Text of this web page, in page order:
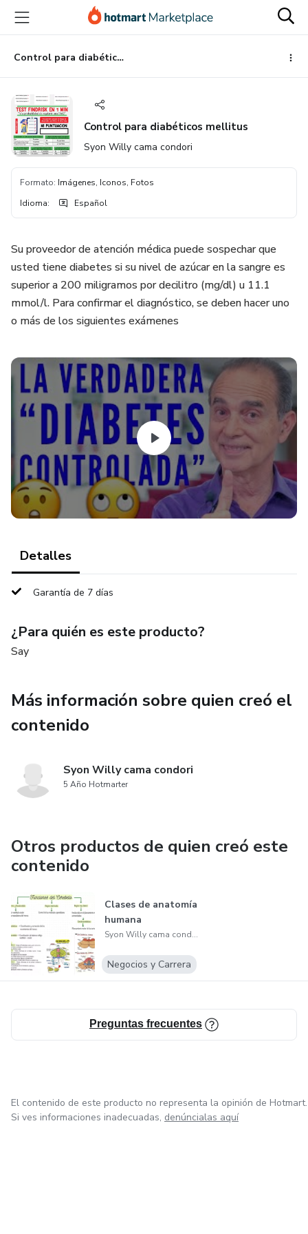
principal
página
de
página
Control para diabéticos mellitus
Control para diabéticos mellitus
Syon Willy cama condori
Formato: Imágenes, Iconos, Fotos
Idioma: Español
Su proveedor de atención médica puede sospechar que
usted tiene diabetes si su nivel de azúcar en la sangre es
superior a 200 miligramos por decilitro (mg/dl) u 11.1
mmol/l. Para confirmar el diagnóstico, se deben hacer uno
o más de los siguientes exámenes
Detalles
Garantía de 7 días
¿Para quién es este producto?
Say
Más información sobre quien creó el
contenido
Syon Willy cama condori
5 Año Hotmarter
Otros productos de quien creó este
contenido
Clases de anatomía
humana
Syon Willy cama condori
Negocios y Carrera
Preguntas frecuentes
El contenido de este producto no representa la opinión de Hotmart.
Si ves informaciones inadecuadas, denúncialas aquí